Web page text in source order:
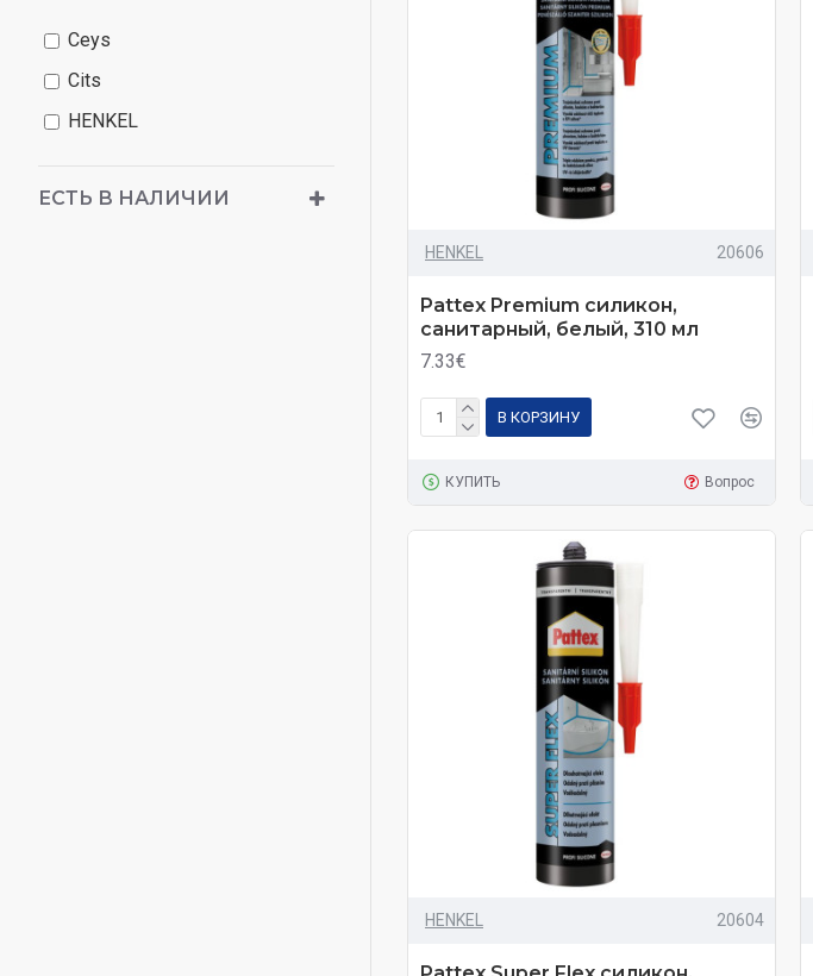
Ceys
Cits
HENKEL
ЕСТЬ В НАЛИЧИИ
HENKEL 20606
Pattex Premium силикон,
санитарный, белый, 310 мл
7.33€
В КОРЗИНУ
КУПИТЬ Вопрос
HENKEL 20604